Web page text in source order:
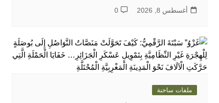
أغسطس 8, 2026 0
ملفات ساخنة